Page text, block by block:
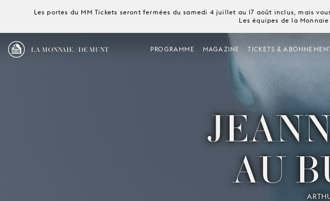
Les portes du MM Tickets seront fermées du samedi 4 juillet au 17 août inclus, mais
Les équipes de la
LA MONNAIE / DE MUNT PROGRAMME MAGAZINE TICKETS &
AU